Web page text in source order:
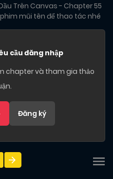
Trên Canvas - Chapter 55
mũi tên để thao tác nhé
cầu đăng nhập
chapter và tham gia thảo
Đăng ký